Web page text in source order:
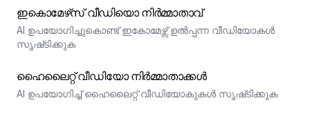
ഇകൊമേഴ്‌സ് വീഡിയൊ നിർമ്മാതാവ്
AI ഉപയോഗിച്ചുകൊണ്ട് ഇകോമേഴ്സ് ഉൽപ്പന്ന വീഡിയോകൾ
സൃഷ്‌ടിക്കുക
ഹൈലൈറ്റ് വീഡിയോ നിർമ്മാതാക്കൾ
AI ഉപയോഗിച്ച് ഹൈലൈറ്റ് വീഡിയോകുകൾ സൃഷ്‌ടിക്കുക